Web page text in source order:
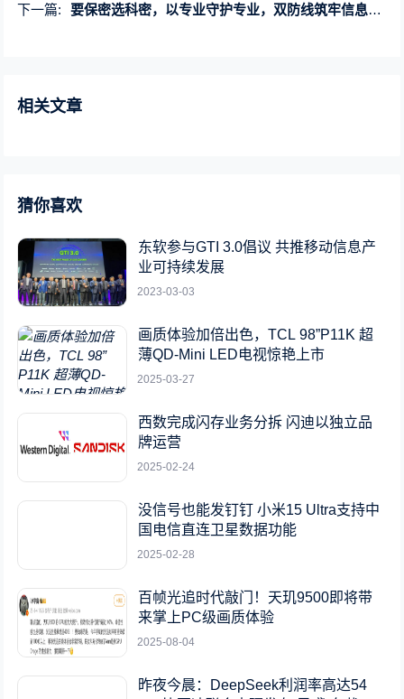
下一篇:
要保密选科密，以专业守护专业，双防线筑牢信息安全
相关文章
猜你喜欢
东软参与GTI 3.0倡议 共推移动信息产
业可持续发展
2023-03-03
画质体验加倍出色，TCL 98”P11K 超
薄QD-Mini LED电视惊艳上市
2025-03-27
西数完成闪存业务分拆 闪迪以独立品
牌运营
2025-02-24
没信号也能发钉钉 小米15 Ultra支持中
国电信直连卫星数据功能
2025-02-28
百帧光追时代敲门！天玑9500即将带
来掌上PC级画质体验
2025-08-04
昨夜今晨：DeepSeek利润率高达54